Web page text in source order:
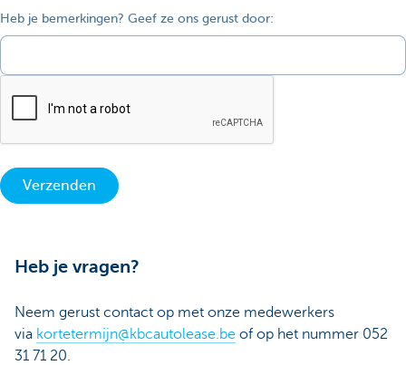
Heb je bemerkingen? Geef ze ons gerust door:
Verzenden
Heb je vragen?
Neem gerust contact op met onze medewerkers
via kortetermijn@kbcautolease.be of op het nummer 052
31 71 20.